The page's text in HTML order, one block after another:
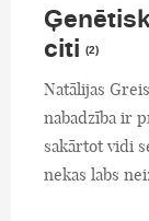
citi (2)
Natālijas
nabadzība ir
sakārtot vidi
nekas labs